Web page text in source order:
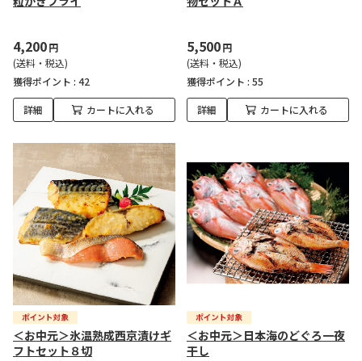
4,200円
(送料・税込)
獲得ポイント : 42
詳細 カートに入れる
5,500円
(送料・税込)
獲得ポイント : 55
詳細 カートに入れる
＜お中元＞氷温熟成西京漬けギ
フトセット８切
＜お中元＞日本海のどぐろ一夜
干し